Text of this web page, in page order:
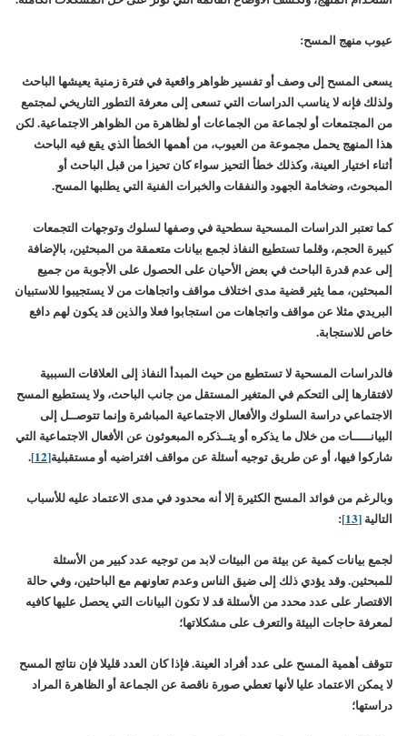
عيوب منهج المسح:
يسعى المسح إلى وصف أو تفسير ظواهر واقعية في فترة زمنية يعيشها الباحث
ولذلك فإنه لا يناسب الدراسات التي تسعى إلى معرفة التطور التاريخي لمجتمع
من المجتمعات أو لجماعة من الجماعات أو لظاهرة من الظواهر الاجتماعية. لكن
هذا المنهج يحمل مجموعة من العيوب، من أهمها الخطأ الذي يقع فيه الباحث
أثناء اختيار العينة، وكذلك خطأ التحيز سواء كان تحيزا من قبل الباحث أو
المبحوث، وضخامة الجهود والنفقات والخبرات الفنية التي يطلبها المسح.
كما تعتبر الدراسات المسحية سطحية في وصفها لسلوك وتوجهات التجمعات
كبيرة الحجم، وقلما تستطيع النفاذ لجمع بيانات متعمقة من المبحثين، بالإضافة
إلى عدم قدرة الباحث في بعض الأحيان على الحصول على الأجوبة من جميع
المبحثين، مما يثير قضية مدى اختلاف مواقف واتجاهات من لا يستجيبوا للاستبيان
البريدي مثلا عن مواقف واتجاهات من استجابوا فعلا والذين قد يكون لهم دافع
خاص للاستجابة.
فالدراسات المسحية لا تستطيع من حيث المبدأ النفاذ إلى العلاقات السببية
لافتقارها إلى التحكم في المتغير المستقل من جانب الباحث، ولا يستطيع المسح
الاجتماعي دراسة السلوك والأفعال الاجتماعية المباشرة وإنما تتوصــل إلى
البيانـــــات من خلال ما يذكره أو يتــذكره المبعوثون عن الأفعال الاجتماعية التي
شاركوا فيها، أو عن طريق توجيه أسئلة عن مواقف افتراضيه أو مستقبلية[12]
.
وبالرغم من فوائد المسح الكثيرة إلا أنه محدود في مدى الاعتماد عليه للأسباب
التالية [13]
:
لجمع بيانات كمية عن بيئة من البيئات لابد من توجيه عدد كبير من الأسئلة
للمبحثين. وقد يؤدي ذلك إلى ضيق الناس وعدم تعاونهم مع الباحثين، وفي حالة
الاقتصار على عدد محدد من الأسئلة قد لا تكون البيانات التي يحصل عليها كافيه
لمعرفة حاجات البيئة والتعرف على مشكلاتها؛
تتوقف أهمية المسح على عدد أفراد العينة. فإذا كان العدد قليلا فإن نتائج المسح
لا يمكن الاعتماد عليا لأنها تعطي صورة ناقصة عن الجماعة أو الظاهرة المراد
دراستها؛